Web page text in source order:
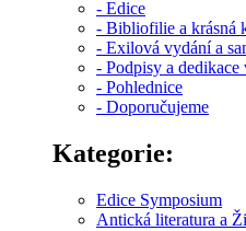
- Edice
- Bibliofilie a krásná
- Exilová vydání a
- Podpisy a
- Pohlednice
- Doporučujeme
Kategorie:
Edice Symposium
Antická literatura a